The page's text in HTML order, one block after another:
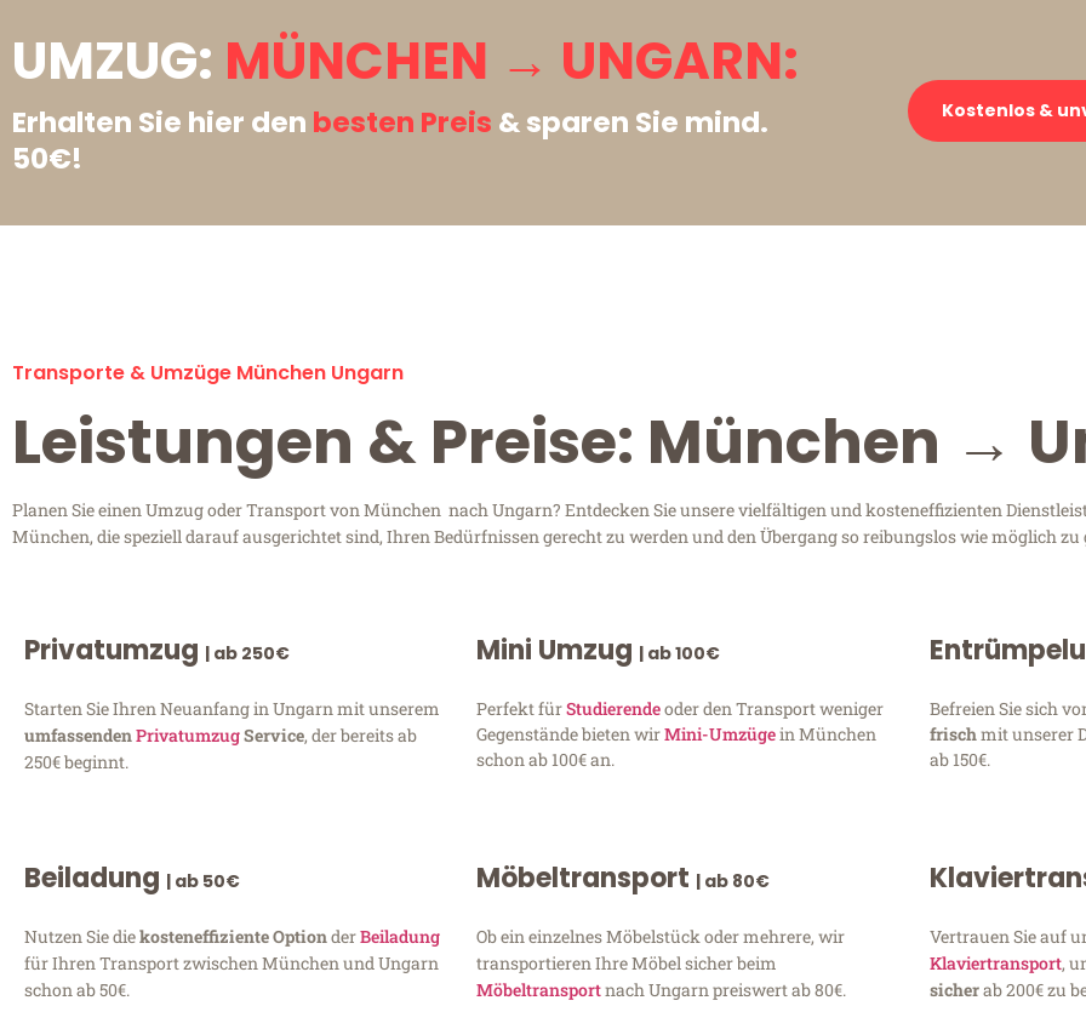
UMZUG: MÜNCHEN → UNGARN:
Erhalten Sie hier den besten Preis & sparen Sie mind.
50€!
Kostenlos &
Transporte & Umzüge München Ungarn
Leistungen & Preise: München →
Planen Sie einen Umzug oder Transport von München nach Ungarn? Entdecken Sie unsere vielfältigen und kosteneffizienten
München, die speziell darauf ausgerichtet sind, Ihren Bedürfnissen gerecht zu werden und den Übergang so reibungslos wie möglich zu
Privatumzug | ab 250€
Starten Sie Ihren Neuanfang in Ungarn mit unserem
umfassendenPrivatumzugService, der bereits ab
250€ beginnt.
Mini Umzug | ab 100€
Perfekt fürStudierendeoder den Transport weniger
Gegenstände bieten wirMini-Umzügein München
schon ab 100€ an.
Befreien Sie sich
frischmit unserer
ab 150€.
Beiladung | ab 50€
Nutzen Sie diekosteneffiziente OptionderBeiladung
für Ihren Transport zwischen München und Ungarn
schon ab 50€.
Möbeltransport | ab 80€
Ob ein einzelnes Möbelstück oder mehrere, wir
transportieren Ihre Möbel sicher beim
Möbeltransportnach Ungarn preiswert ab 80€.
Vertrauen Sie auf
Klaviertransport,
sicherab 200€ zu